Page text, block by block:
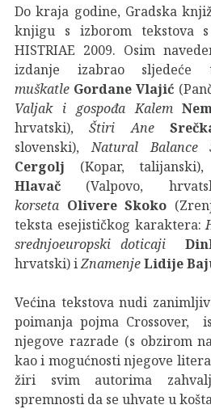
Do kraja godine, Gradska
knjigu s izborom tekstova s
HISTRIAE 2009. Osim
izdanje izabrao sljedeće
muškatle Gordane Vlajić
Valjak i gospođa Kalem
hrvatski),Štiri Ane
slovenski), Natural Balance
Cergolj (Kopar, talijanski),
Hlavač (Valpovo,
korseta Olivere Skoko
teksta esejističkog karaktera:
srednjoeuropski doticaji
hrvatski) i ZnamenjeLidije
Većina tekstova nudi
poimanja pojma Crossover,
njegove razrade (s obzirom
kao i mogućnosti njegove
žiri svim autorima
spremnosti da se uhvate u